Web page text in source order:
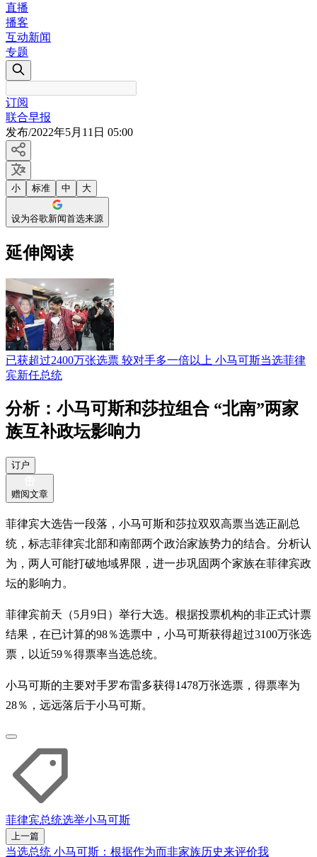
直播
播客
互动新闻
专题
订阅
联合早报
发布/2022年5月11日 05:00
小 标准 中 大
设为谷歌新闻首选来源
延伸阅读
已获超过2400万张选票 较对手多一倍以上 小马可斯当选菲律
宾新任总统
分析：小马可斯和莎拉组合 “北南”两家
族互补政坛影响力
订户
赠阅文章
菲律宾大选告一段落，小马可斯和莎拉双双高票当选正副总
统，标志菲律宾北部和南部两个政治家族势力的结合。分析认
为，两人可能打破地域界限，进一步巩固两个家族在菲律宾政
坛的影响力。
菲律宾前天（5月9日）举行大选。根据投票机构的非正式计票
结果，在已计算的98％选票中，小马可斯获得超过3100万张选
票，以近59％得票率当选总统。
小马可斯的主要对手罗布雷多获得1478万张选票，得票率为
28％，远远落后于小马可斯。
菲律宾总统选举小马可斯
上一篇
当选总统 小马可斯：根据作为而非家族历史来评价我